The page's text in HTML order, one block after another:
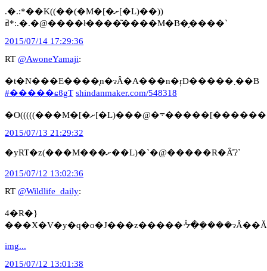
.�.:*��K((��(�M�[�ށ[�L)��))
ߥ*:.�.�@����ł����͂����M�B�̗����`
2015/07/14 17:29:36
RT @AwoneYamaji:
�t�N���E����͔n�ɂȂ�A���n�ŗD�����܂��B
#�����ɕϐgT shindanmaker.com/548318
�O(((((���M�[�ށ[�L)���@�܋�����[������
2015/07/13 21:29:32
�yRT�z(���M���ށ��L)�`�@�����R�Ȃ̂Ɂ`
2015/07/12 13:02:36
RT @Wildlife_daily:
4�R�}
img...
2015/07/12 13:01:38